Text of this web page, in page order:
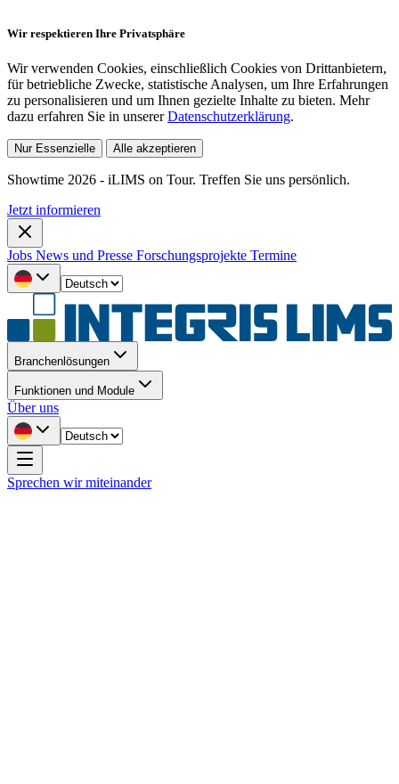
Wir respektieren Ihre Privatsphäre
Wir verwenden Cookies, einschließlich Cookies von Drittanbietern,
für betriebliche Zwecke, statistische Analysen, um Ihre Erfahrungen
zu personalisieren und um Ihnen gezielte Inhalte zu bieten. Mehr
dazu erfahren Sie in unsererDatenschutzerklärung.
Nur Essenzielle Alle akzeptieren
Showtime 2026 - iLIMS on Tour. Treffen Sie uns persönlich.
Jetzt informieren
Jobs News und Presse Forschungsprojekte Termine
Branchenlösungen
Funktionen und Module
Über uns
Sprechen wir miteinander